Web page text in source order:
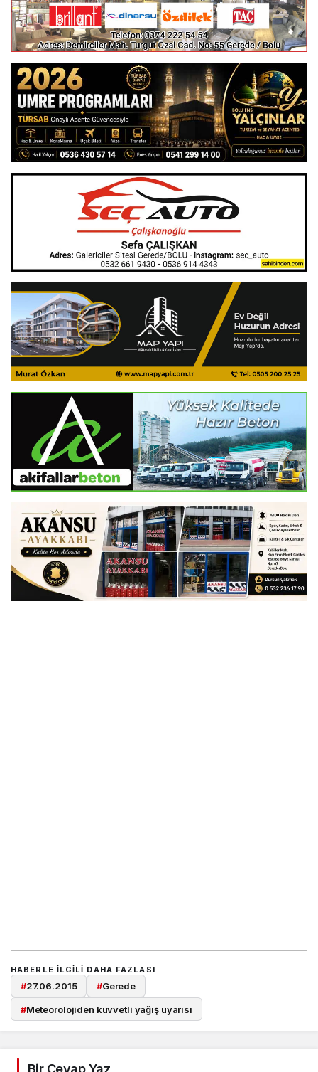
HABERLE ILGILI DAHA FAZLASI
#27.06.2015 #Gerede
#Meteorolojiden kuvvetli yağış uyarısı
Bir Cevap Yaz